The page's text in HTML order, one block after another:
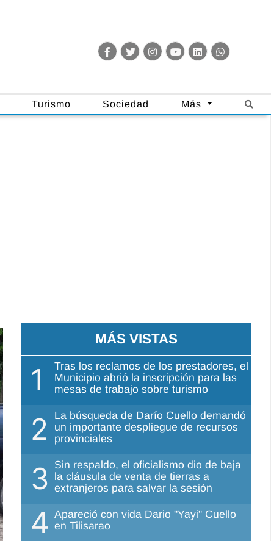
Turismo Sociedad Más
MÁS VISTAS
1
Tras los reclamos de los prestadores, el
Municipio abrió la inscripción para las
mesas de trabajo sobre turismo
2
La búsqueda de Darío Cuello demandó
un importante despliegue de recursos
provinciales
3 Sin respaldo, el oficialismo dio de baja
la cláusula de venta de tierras a
extranjeros para salvar la sesión
4 Apareció con vida Dario "Yayi" Cuello
en Tilisarao